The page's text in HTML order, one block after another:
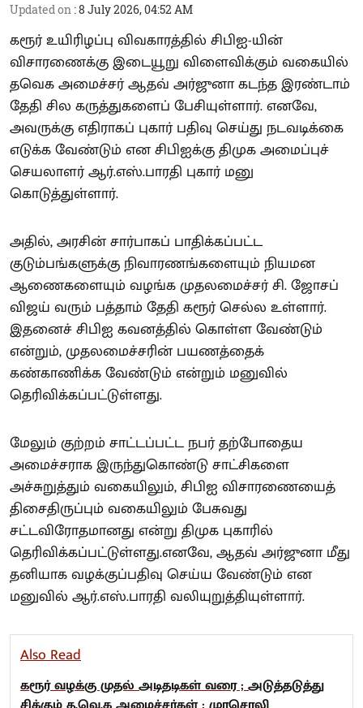
Updated on :8 July 2026, 04:52 AM
கரூர் உயிரிழப்பு விவகாரத்தில் சிபிஐ-யின்
விசாரணைக்கு இடையூறு விளைவிக்கும் வகையில்
தவெக அமைச்சர் ஆதவ் அர்ஜுனா கடந்த இரண்டாம்
தேதி சில கருத்துகளைப் பேசியுள்ளார். எனவே,
அவருக்கு எதிராகப் புகார் பதிவு செய்து நடவடிக்கை
எடுக்க வேண்டும் என சிபிஐக்கு திமுக அமைப்புச்
செயலாளர் ஆர்.எஸ்.பாரதி புகார் மனு
கொடுத்துள்ளார்.
அதில், அரசின் சார்பாகப் பாதிக்கப்பட்ட
குடும்பங்களுக்கு நிவாரணங்களையும் நியமன
ஆணைகளையும் வழங்க முதலமைச்சர் சி. ஜோசப்
விஜய் வரும் பத்தாம் தேதி கரூர் செல்ல உள்ளார்.
இதனைச் சிபிஐ கவனத்தில் கொள்ள வேண்டும்
என்றும், முதலமைச்சரின் பயணத்தைக்
கண்காணிக்க வேண்டும் என்றும் மனுவில்
தெரிவிக்கப்பட்டுள்ளது.
மேலும் குற்றம் சாட்டப்பட்ட நபர் தற்போதைய
அமைச்சராக இருந்துகொண்டு சாட்சிகளை
அச்சுறுத்தும் வகையிலும், சிபிஐ விசாரணையைத்
திசைதிருப்பும் வகையிலும் பேசுவது
சட்டவிரோதமானது என்று திமுக புகாரில்
தெரிவிக்கப்பட்டுள்ளது.எனவே, ஆதவ் அர்ஜுனா மீது
தனியாக வழக்குப்பதிவு செய்ய வேண்டும் என
மனுவில் ஆர்.எஸ்.பாரதி வலியுறுத்தியுள்ளார்.
Also Read
கரூர் வழக்கு முதல் அடிதடிகள் வரை ; அடுத்தடுத்து